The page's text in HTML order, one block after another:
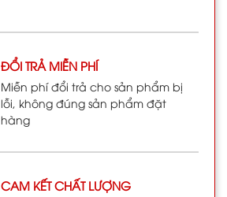
ĐỔI TRẢ MIỄN PHÍ
Miễn phí đổi trả cho sản phẩm bị
lỗi, không đúng sản phẩm đặt
hàng
CAM KẾT CHẤT LƯỢNG